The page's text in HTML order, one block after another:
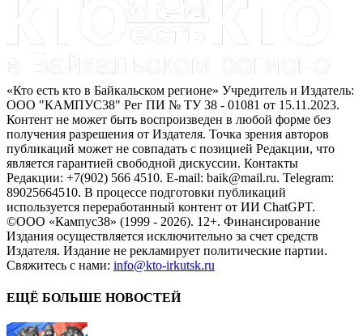
«Кто есть кто в Байкальском регионе» Учредитель и Издатель:
ООО "КАМПУС38" Рег ПИ № ТУ 38 - 01081 от 15.11.2023.
Контент не может быть воспроизведен в любой форме без
получения разрешения от Издателя. Точка зрения авторов
публикаций может не совпадать с позицией Редакции, что
является гарантией свободной дискуссии. Контакты
Редакции: +7(902) 566 4510. E-mail: baik@mail.ru. Telegram:
89025664510. В процессе подготовки публикаций
используется переработанный контент от ИИ ChatGPT.
©ООО «Кампус38» (1999 - 2026). 12+. Финансирование
Издания осуществляется исключительно за счет средств
Издателя. Издание не рекламирует политические партии.
Свяжитесь с нами: info@kto-irkutsk.ru
ЕЩЁ БОЛЬШЕ НОВОСТЕЙ